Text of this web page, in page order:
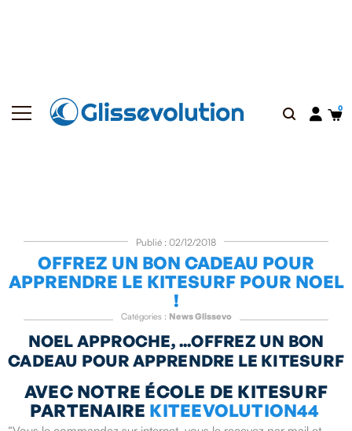
Publié : 02/12/2018
OFFREZ UN BON CADEAU POUR
APPRENDRE LE KITESURF POUR NOEL
!
Catégories : News Glissevo
NOEL APPROCHE, ...OFFREZ UN BON
CADEAU POUR APPRENDRE LE KITESURF
AVEC NOTRE ÉCOLE DE KITESURF
PARTENAIRE KITEEVOLUTION44